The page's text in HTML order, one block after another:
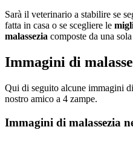
Sarà il veterinario a stabilire se
fatta in casa o se scegliere le
malassezia composte da una
Immagini di
Qui di seguito alcune immagini
nostro amico a 4 zampe.
Immagini di malassezia